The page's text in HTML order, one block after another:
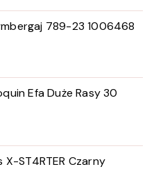
789-23 1006468
Efa Duże Rasy 30
X-ST4RTER Czarny